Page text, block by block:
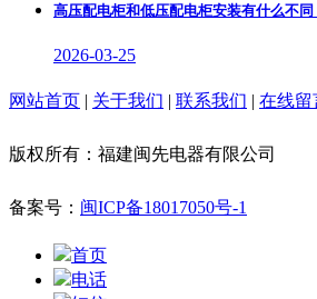
高压配电柜和低压配电柜安装有什么不
2026-03-25
网站首页 | 关于我们 | 联系我们 | 在线留
版权所有：福建闽先电器有限公司
备案号： 闽ICP备18017050号-1
首页
电话